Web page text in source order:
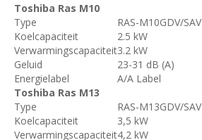
Toshiba Ras M10
Type
RAS-M10GDV/SAV
Koelcapaciteit
2.5 kW
Verwarmingscapaciteit3.2 kW
Geluid
23-31 dB (A)
Energielabel
A/A Label
Toshiba Ras M13
Type
RAS-M13GDV/SAV
Koelcapaciteit
3,5 kW
Verwarmingscapaciteit4,2 kW